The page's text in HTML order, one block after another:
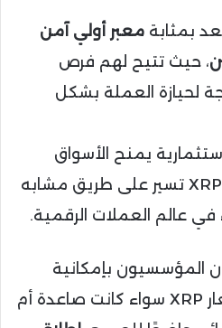
بمثابة معبر أولي آمن
، حيث تتيح لهم فرص
لحيازة العملة بشكل
يمنح الأسواق
نضجًا إضافيًا، ويُظهر أن XRP تسير على طريق مشابه
في عالم العملات الرقمية.
المؤسسيون بإمكانية
التداول على تحركات أسعار XRP سواء كانت صاعدة أم